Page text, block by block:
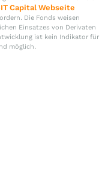
Capital Webseite
Die Fonds weisen
Einsatzes von Derivaten
ist kein Indikator für
möglich.